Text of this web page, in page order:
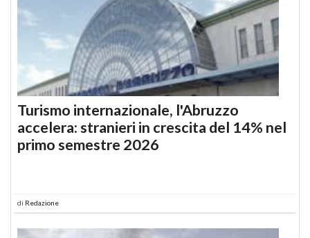
Turismo internazionale, l'Abruzzo
accelera: stranieri in crescita del 14% nel
primo semestre 2026
di Redazione